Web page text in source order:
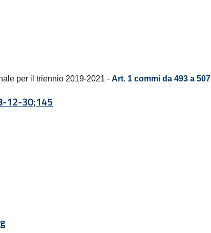
per il triennio 2019-2021 - Art. 1 commi da 493 a 507
12-30;145